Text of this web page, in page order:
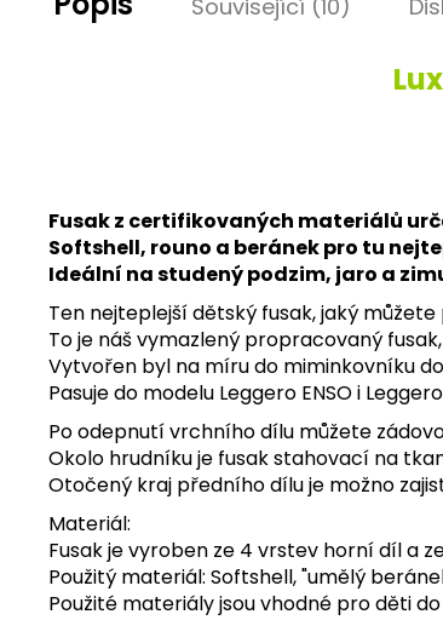
Související (10)
Fusak z certifikovaných materiálů
Softshell, rouno a beránek pro tu
Ideální na studený podzim, jaro a
Ten nejteplejší dětský fusak, jaký
To je náš vymazlený propracovaný
Vytvořen byl na míru do miminkovníku
Pasuje do modelu Leggero ENSO i Leggero
Po odepnutí vrchního dílu můžete
Okolo hrudníku je fusak stahovací na
Otočený kraj předního dílu je možno
Materiál:
Fusak je vyroben ze 4 vrstev horní díl a
Použitý materiál: Softshell, "umělý
Použité materiály jsou vhodné pro děti do